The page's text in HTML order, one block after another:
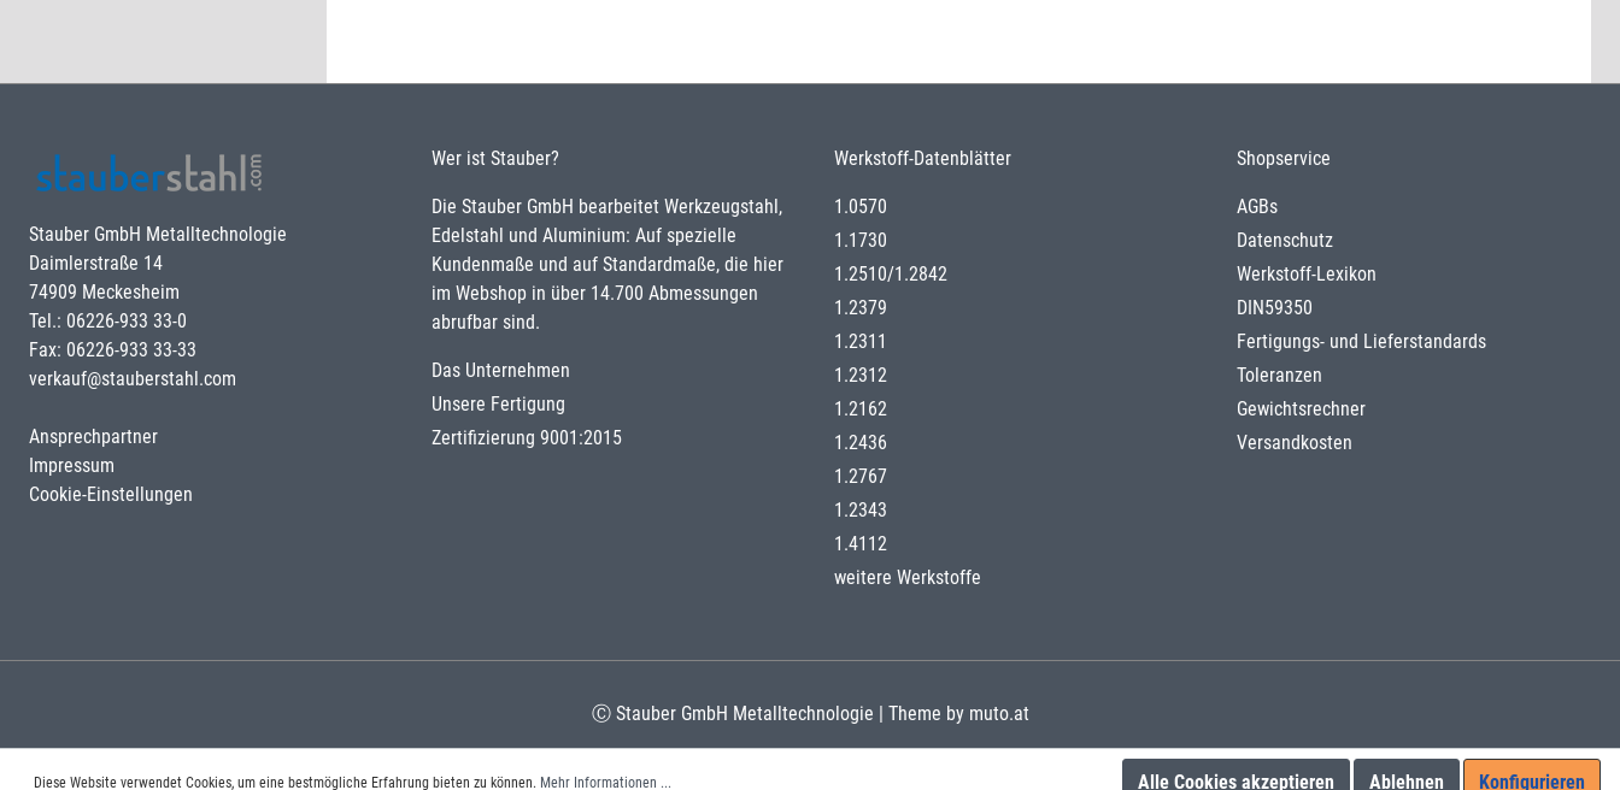
Stauber GmbH Metalltechnologie
Daimlerstraße 14
74909 Meckesheim
Tel.: 06226-933 33-0
Fax: 06226-933 33-33
verkauf@stauberstahl.com
Ansprechpartner
Impressum
Cookie-Einstellungen
Wer ist Stauber?
Die Stauber GmbH bearbeitet Werkzeugstahl,
Edelstahl und Aluminium: Auf spezielle
Kundenmaße und auf Standardmaße, die hier
im Webshop in über 14.700 Abmessungen
abrufbar sind.
Das Unternehmen
Unsere Fertigung
Zertifizierung 9001:2015
Werkstoff-Datenblätter
1.0570
1.1730
1.2510/1.2842
1.2379
1.2311
1.2312
1.2162
1.2436
1.2767
1.2343
1.4112
weitere Werkstoffe
Shopservice
AGBs
Datenschutz
Werkstoff-Lexikon
DIN59350
Fertigungs- und Lieferstandards
Toleranzen
Gewichtsrechner
Versandkosten
Ⓒ Stauber GmbH Metalltechnologie | Theme by muto.at
Diese Website verwendet Cookies, um eine bestmögliche Erfahrung bieten zu können. Mehr Informationen ... Alle Cookies akzeptieren Ablehnen Konfigurieren